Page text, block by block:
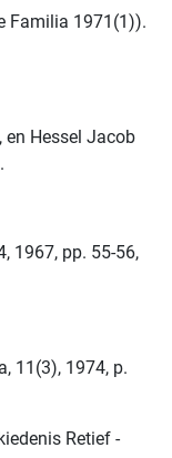
Familia 1971(1)).
en Hessel Jacob
1967, pp. 55-56,
11(3), 1974, p.
Retief -